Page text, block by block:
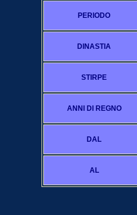
PERIODO
DINASTIA
STIRPE
ANNI DI REGNO
DAL
AL